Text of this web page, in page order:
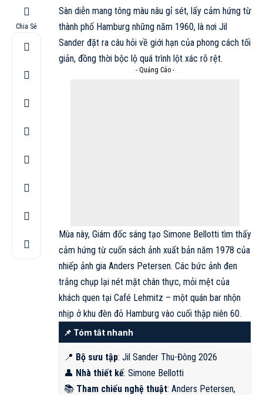
Chia Sẻ
Sàn diễn mang tông màu nâu gỉ sét, lấy cảm hứng từ
thành phố Hamburg những năm 1960, là nơi Jil
Sander đặt ra câu hỏi về giới hạn của phong cách tối
giản, đồng thời bộc lộ quá trình lột xác rõ rệt.
- Quảng Cáo -
Mùa này, Giám đốc sáng tạo Simone Bellotti tìm thấy
cảm hứng từ cuốn sách ảnh xuất bản năm 1978 của
nhiếp ảnh gia Anders Petersen. Các bức ảnh đen
trắng chụp lại nét mặt chân thực, mỏi mệt của
khách quen tại Café Lehmitz – một quán bar nhộn
nhịp ở khu đèn đỏ Hamburg vào cuối thập niên 60.
📌 Tóm tắt nhanh
📍 Bộ sưu tập: Jil Sander Thu-Đông 2026
👤 Nhà thiết kế: Simone Bellotti
📚 Tham chiếu nghệ thuật: Anders Petersen,